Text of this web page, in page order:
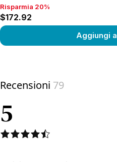
Risparmia 20%, $172.92
Risparmia 20%
$172.92
Aggiungi
Recensioni 79
5